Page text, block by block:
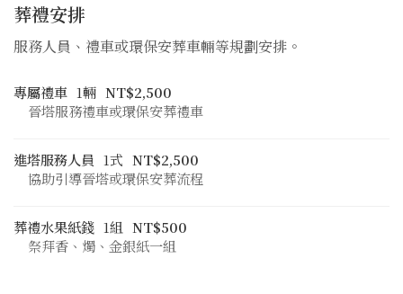
葬禮安排
服務人員、禮車或環保安葬車輛等規劃安排。
專屬禮車 1輛 NT$2,500
晉塔服務禮車或環保安葬禮車
進塔服務人員 1式 NT$2,500
協助引導晉塔或環保安葬流程
葬禮水果紙錢 1組 NT$500
祭拜香、燭、金銀紙一組